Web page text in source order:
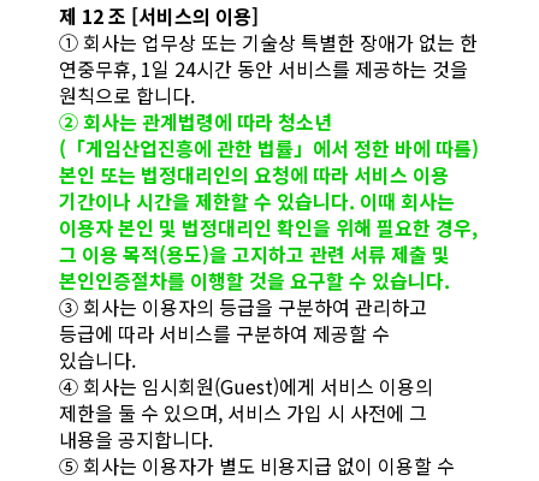
제 12 조 [서비스의 이용]
① 회사는 업무상 또는 기술상 특별한 장애가 없는 한
연중무휴, 1일 24시간 동안 서비스를 제공하는 것을
원칙으로 합니다.
② 회사는 관계법령에 따라 청소년
(「게임산업진흥에 관한 법률」에서 정한 바에 따름)
본인 또는 법정대리인의 요청에 따라 서비스 이용
기간이나 시간을 제한할 수 있습니다. 이때 회사는
이용자 본인 및 법정대리인 확인을 위해 필요한 경우,
그 이용 목적(용도)을 고지하고 관련 서류 제출 및
본인인증절차를 이행할 것을 요구할 수 있습니다.
③ 회사는 이용자의 등급을 구분하여 관리하고
등급에 따라 서비스를 구분하여 제공할 수
있습니다.
④ 회사는 임시회원(Guest)에게 서비스 이용의
제한을 둘 수 있으며, 서비스 가입 시 사전에 그
내용을 공지합니다.
⑤ 회사는 이용자가 별도 비용지급 없이 이용할 수